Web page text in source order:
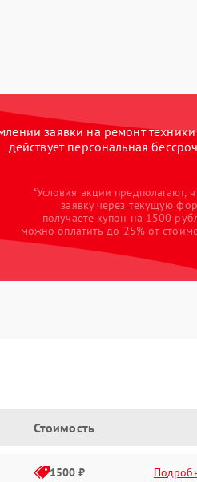
заявки на ремонт техники
действует персональная
*Условия акции предполагают,
заявку через текущую
получаете купон на 1500
можно оплатить до 25% от
Стоимость
1500 ₽